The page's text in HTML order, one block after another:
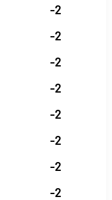
-2
-2
-2
-2
-2
-2
-2
-2